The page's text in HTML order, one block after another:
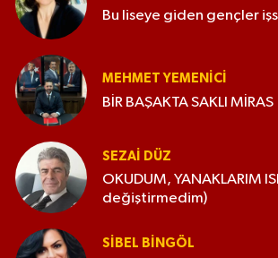
Bu liseye giden gençler
MEHMET YEMENICI
BİR BAŞAKTA SAKLI MİRAS
SEZAI DÜZ
OKUDUM, YANAKLARIM
değiştirmedim)
SIBEL BINGÖL